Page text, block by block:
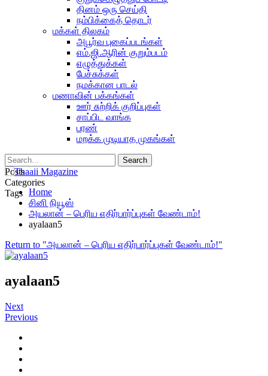
தினம் ஒரு செய்தி
நம்பிக்கைத் தொடர்
மக்கள் திலகம்
அபூர்வ புகைப்படங்கள்
எம்.ஜி.ஆரின் குறும்படம்
எழுத்துக்கள்
பேச்சுக்கள்
நமக்கான பாடல்
மணாவின் பக்கங்கள்
ஊர் சுற்றிக் குறிப்புகள்
சாப்பிட வாங்க
பரண்
மறக்க முடியாத முகங்கள்
Posts
Categories
Tags Home
சினி நியூஸ்
அயலான் – பெரிய எதிர்பார்ப்புகள் வேண்டாம்!
ayalaan5
Return to "அயலான் – பெரிய எதிர்பார்ப்புகள் வேண்டாம்!"
ayalaan5
Next
Previous